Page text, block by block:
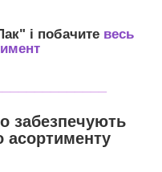
" і побачите весь
забезпечують
асортименту